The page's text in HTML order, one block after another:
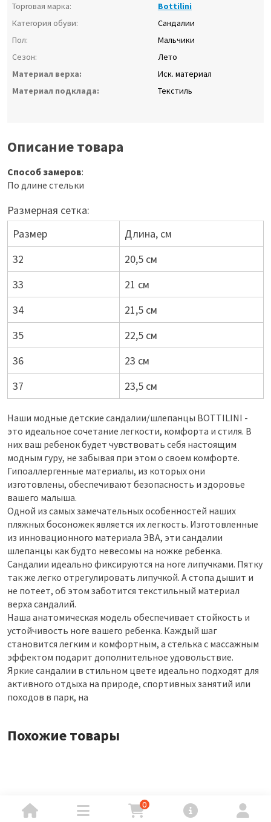
Торговая марка:
Bottilini
Категория обуви:
Сандалии
Пол:
Мальчики
Сезон:
Лето
Материал верха:
Иск. материал
Материал подклада:
Текстиль
Описание товара
Способ замеров:
По длине стельки
Размерная сетка:
Размер
Длина, см
32
20,5 см
33
21 см
34
21,5 см
35
22,5 см
36
23 см
37
23,5 см
Наши модные детские сандалии/шлепанцы BOTTILINI -
это идеальное сочетание легкости, комфорта и стиля. В
них ваш ребенок будет чувствовать себя настоящим
модным гуру, не забывая при этом о своем комфорте.
Гипоаллергенные материалы, из которых они
изготовлены, обеспечивают безопасность и здоровье
вашего малыша.
Одной из самых замечательных особенностей наших
пляжных босоножек является их легкость. Изготовленные
из инновационного материала ЭВА, эти сандалии
шлепанцы как будто невесомы на ножке ребенка.
Сандалии идеально фиксируются на ноге липучками. Пятку
так же легко отрегулировать липучкой. А стопа дышит и
не потеет, об этом заботится текстильный материал
верха сандалий.
Наша анатомическая модель обеспечивает стойкость и
устойчивость ноге вашего ребенка. Каждый шаг
становится легким и комфортным, а стелька с массажным
эффектом подарит дополнительное удовольствие.
Яркие сандалии в стильном цвете идеально подходят для
активного отдыха на природе, спортивных занятий или
походов в парк, на
Похожие товары
0